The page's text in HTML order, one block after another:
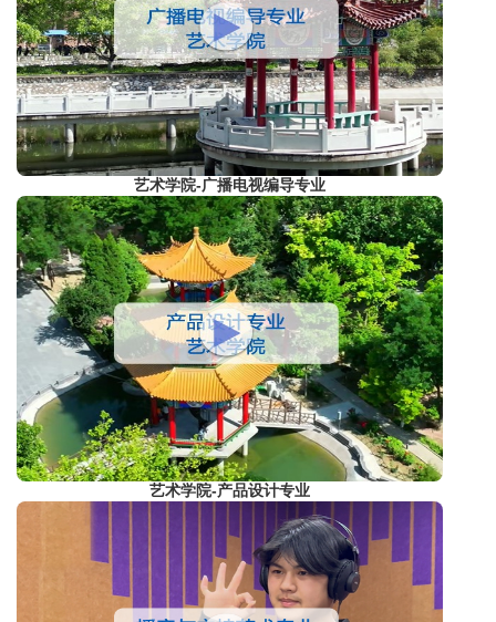
艺术学院-广播电视编导专业
艺术学院-产品设计专业